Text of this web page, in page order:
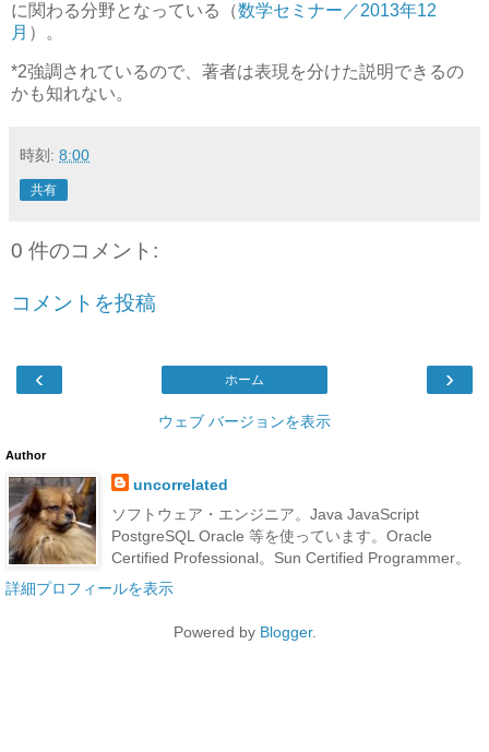
に関わる分野となっている（数学セミナー／2013年12
月 ）。
*2強調されているので、著者は表現を分けた説明できるの
かも知れない。
時刻: 8:00
共有
0 件のコメント:
コメントを投稿
‹ ›
ホーム
ウェブ バージョンを表示
Author
uncorrelated
ソフトウェア・エンジニア。Java JavaScript
PostgreSQL Oracle 等を使っています。Oracle
Certified Professional。Sun Certified Programmer。
詳細プロフィールを表示
Powered by Blogger.